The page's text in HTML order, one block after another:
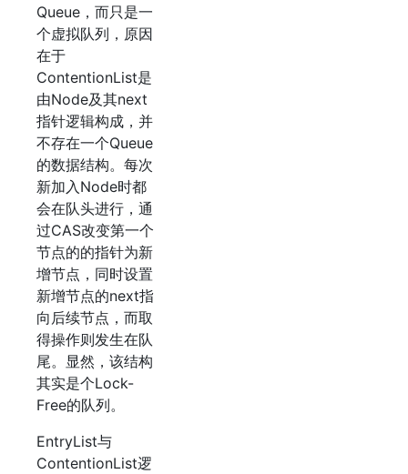
Queue，而只是一
个虚拟队列，原因
在于
ContentionList是
由Node及其next
指针逻辑构成，并
不存在一个Queue
的数据结构。每次
新加入Node时都
会在队头进行，通
过CAS改变第一个
节点的的指针为新
增节点，同时设置
新增节点的next指
向后续节点，而取
得操作则发生在队
尾。显然，该结构
其实是个Lock-
Free的队列。
EntryList与
ContentionList逻